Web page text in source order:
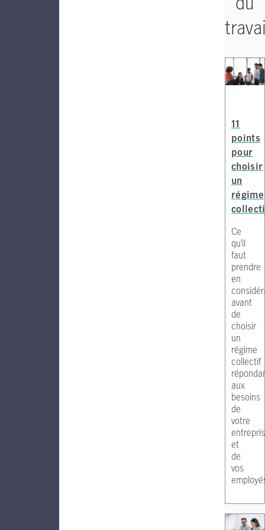
11
points
pour
choisir
un
régime
Ce
qu’il
faut
prendre
en
avant
de
choisir
un
régime
collectif
aux
besoins
de
votre
et
de
vos